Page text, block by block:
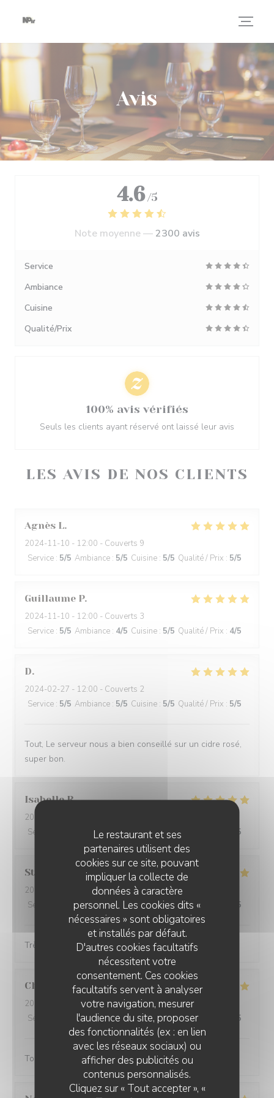
Le restaurant et ses
partenaires utilisent des
cookies sur ce site, pouvant
impliquer la collecte de
données à caractère
personnel. Les cookies dits «
nécessaires » sont obligatoires
et installés par défaut.
D'autres cookies facultatifs
nécessitent votre
consentement. Ces cookies
facultatifs servent à analyser
votre navigation, mesurer
l'audience du site, proposer
des fonctionnalités (ex : en lien
avec les réseaux sociaux) ou
afficher des publicités ou
contenus personnalisés.
Cliquez sur « Tout accepter », «
Avis
LES AVIS DE NOS CLIENTS
Agnès L
2024-11-10 - 12:00 - Couverts 9
Service : 5/5 Ambiance : 5/5 Cuisine : 5/5 Qualité / Prix : 5/5
Guillaume P
2024-11-10 - 12:00 - Couverts 3
Service : 5/5 Ambiance : 4/5 Cuisine : 5/5 Qualité / Prix : 4/5
D
2024-02-27 - 12:00 - Couverts 2
Service : 5/5 Ambiance : 5/5 Cuisine : 5/5 Qualité / Prix : 5/5
Tout, Le serveur nous a bien conseillé sur un cidre rosé,
super bon.
Isabelle R
2024-02-22
Service
Ambiance:5/5 Cuisine:5/5 Qualité / Prix /5
Stéphanie
2024-02-25
- 12:00 - Couverts 4
Service
Ambiance: 5 Cuisine: 5/5 Qualité / Prix /5
Très belle présentation et très bon produit
Christine D
2024-02-25
- 18:45 - Couverts 3
Service
Ambiance:4 /5 Cuisine : 5/5 Qualité / Prix /5
Toujours aussi bonnes galettes et accueil au top!
4.6 /5
Note moyenne —2300 avis
Service
Ambiance
Cuisine
Qualité/Prix
100% avis vérifiés
Seuls les clients ayant réservé ont laissé leur avis